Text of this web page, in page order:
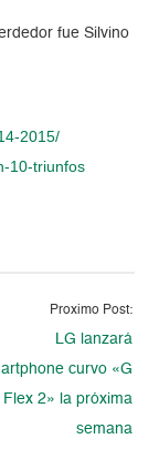
fue Silvino
2015/
10-triunfos
Proximo Post:
LG lanzará
curvo «G
Flex 2» la próxima
semana